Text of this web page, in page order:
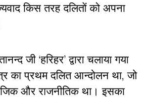
किस तरह दलितों को अपना
जी ‘हरिहर’ द्वारा चलाया गया
का प्रथम दलित आन्दोलन था, जो
और राजनीतिक था। इसका